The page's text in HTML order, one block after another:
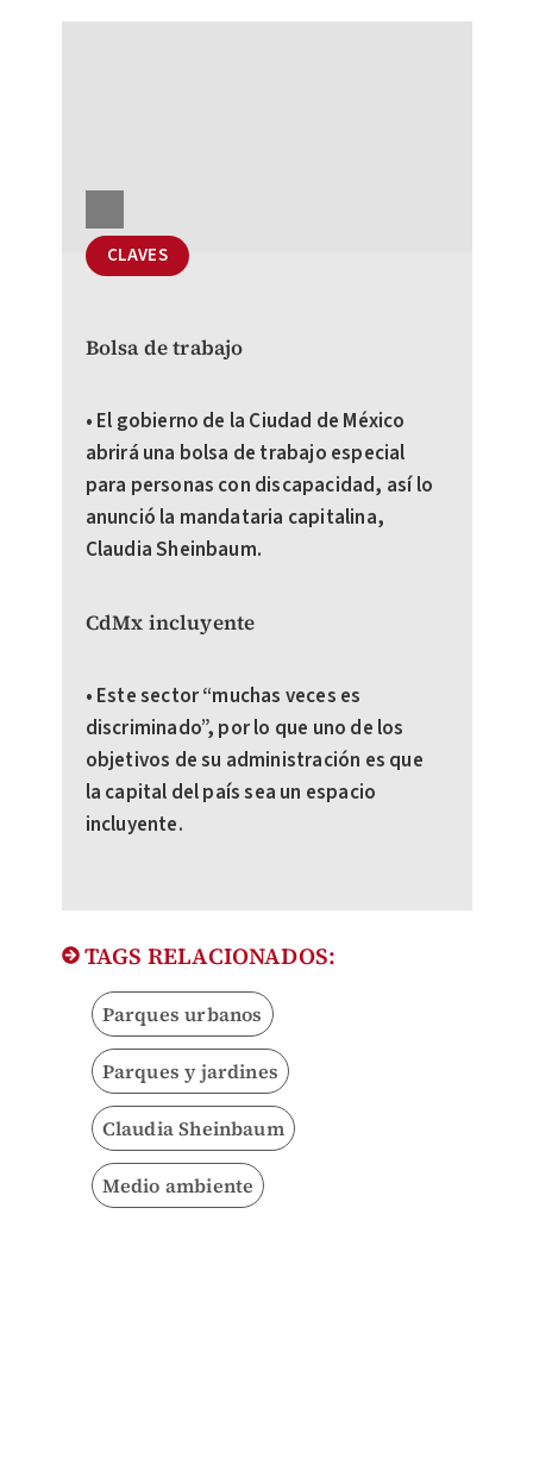
CLAVES
Bolsa de trabajo
• El gobierno de la Ciudad de México
abrirá una bolsa de trabajo especial
para personas con discapacidad, así lo
anunció la mandataria capitalina,
Claudia Sheinbaum.
CdMx incluyente
• Este sector “muchas veces es
discriminado”, por lo que uno de los
objetivos de su administración es que
la capital del país sea un espacio
incluyente.
TAGS RELACIONADOS:
Parques urbanos
Parques y jardines
Claudia Sheinbaum
Medio ambiente